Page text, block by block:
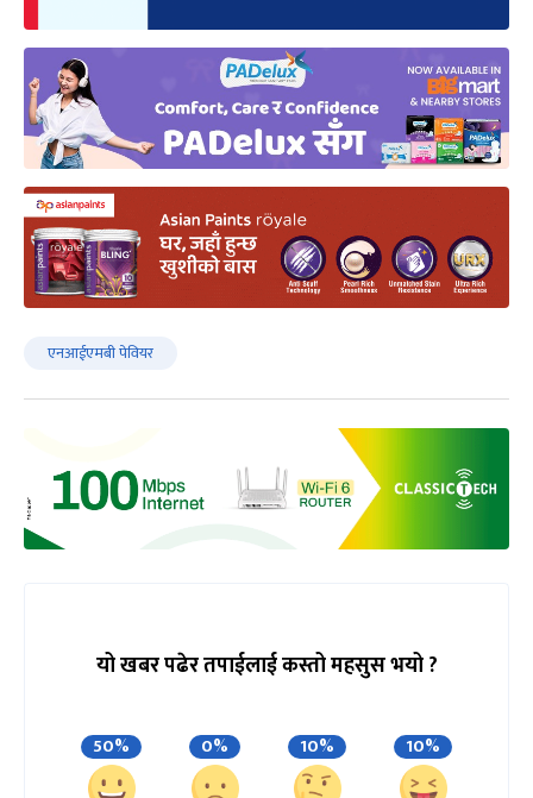
एनआईएमबी पेवियर
यो खबर पढेर तपाईलाई कस्तो महसुस भयो ?
50% 0% 10% 10%